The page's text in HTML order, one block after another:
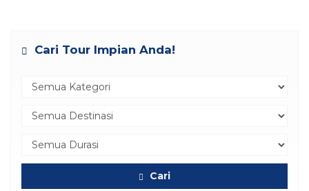
Cari Tour Impian Anda!
Cari